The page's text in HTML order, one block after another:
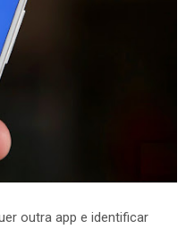
outra app e identificar